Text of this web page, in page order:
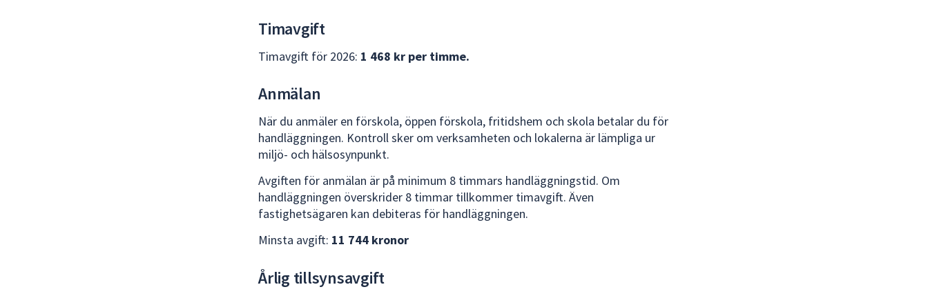
Timavgift
Timavgift för 2026: 1 468 kr per timme.
Anmälan
När du anmäler en förskola, öppen förskola, fritidshem och skola betalar du för
handläggningen. Kontroll sker om verksamheten och lokalerna är lämpliga ur
miljö- och hälsosynpunkt.
Avgiften för anmälan är på minimum 8 timmars handläggningstid. Om
handläggningen överskrider 8 timmar tillkommer timavgift. Även
fastighetsägaren kan debiteras för handläggningen.
Minsta avgift: 11 744 kronor
Årlig tillsynsavgift